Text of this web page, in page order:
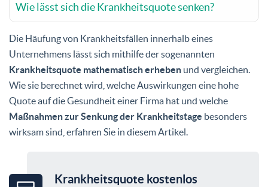
Wie lässt sich die Krankheitsquote senken?
Die Häufung von Krankheitsfällen innerhalb eines
Unternehmens lässt sich mithilfe der sogenannten
Krankheitsquote mathematisch erheben und vergleichen.
Wie sie berechnet wird, welche Auswirkungen eine hohe
Quote auf die Gesundheit einer Firma hat und welche
Maßnahmen zur Senkung der Krankheitstage besonders
wirksam sind, erfahren Sie in diesem Artikel.
Krankheitsquote kostenlos